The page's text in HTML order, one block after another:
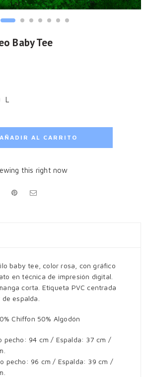
Baby Tee
L
AÑADIR AL CARRITO
this right now
baby tee, color rosa, con gráfico
en técnica de impresión digital.
corta. Etiqueta PVC centrada
espalda.
Chiffon 50% Algodón
pecho: 94 cm / Espalda: 37 cm /
pecho: 96 cm / Espalda: 39 cm /